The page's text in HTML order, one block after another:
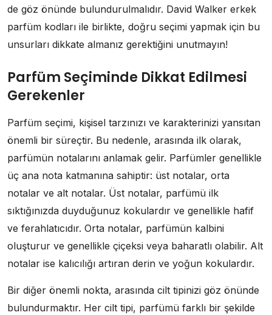
de göz önünde bulundurulmalıdır. David Walker erkek
parfüm kodları ile birlikte, doğru seçimi yapmak için bu
unsurları dikkate almanız gerektiğini unutmayın!
Parfüm Seçiminde Dikkat Edilmesi
Gerekenler
Parfüm seçimi, kişisel tarzınızı ve karakterinizi yansıtan
önemli bir süreçtir. Bu nedenle, arasında ilk olarak,
parfümün notalarını anlamak gelir. Parfümler genellikle
üç ana nota katmanına sahiptir: üst notalar, orta
notalar ve alt notalar. Üst notalar, parfümü ilk
sıktığınızda duyduğunuz kokulardır ve genellikle hafif
ve ferahlatıcıdır. Orta notalar, parfümün kalbini
oluşturur ve genellikle çiçeksi veya baharatlı olabilir. Alt
notalar ise kalıcılığı artıran derin ve yoğun kokulardır.
Bir diğer önemli nokta, arasında cilt tipinizi göz önünde
bulundurmaktır. Her cilt tipi, parfümü farklı bir şekilde